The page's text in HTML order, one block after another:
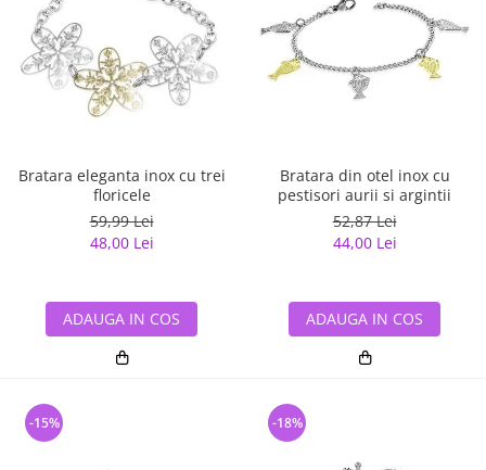
Bratara eleganta inox cu trei
floricele
59,99 Lei
48,00 Lei
ADAUGA IN COS
Bratara din otel inox cu
pestisori aurii si argintii
52,87 Lei
44,00 Lei
ADAUGA IN COS
-15% -18%